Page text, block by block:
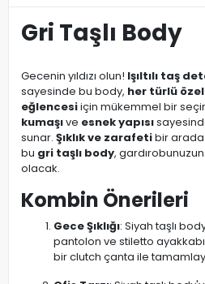
Gri Taşlı Body
Gecenin yıldızı olun! Işıltılı taş
sayesinde bu body, her türlü
eğlencesiiçin mükemmel bir
kumaşıve esnek yapısı
sunar. Şıklık ve zarafetibir
bu gri taşlı body,
olacak.
Kombin Önerileri
Gece Şıklığı: Siyah taşlı
pantolon ve stiletto
bir clutch çanta ile